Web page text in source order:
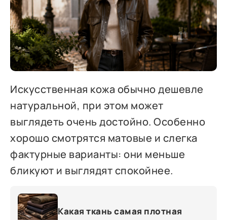
Искусственная кожа обычно дешевле
натуральной, при этом может
выглядеть очень достойно. Особенно
хорошо смотрятся матовые и слегка
фактурные варианты: они меньше
бликуют и выглядят спокойнее.
Какая ткань самая плотная